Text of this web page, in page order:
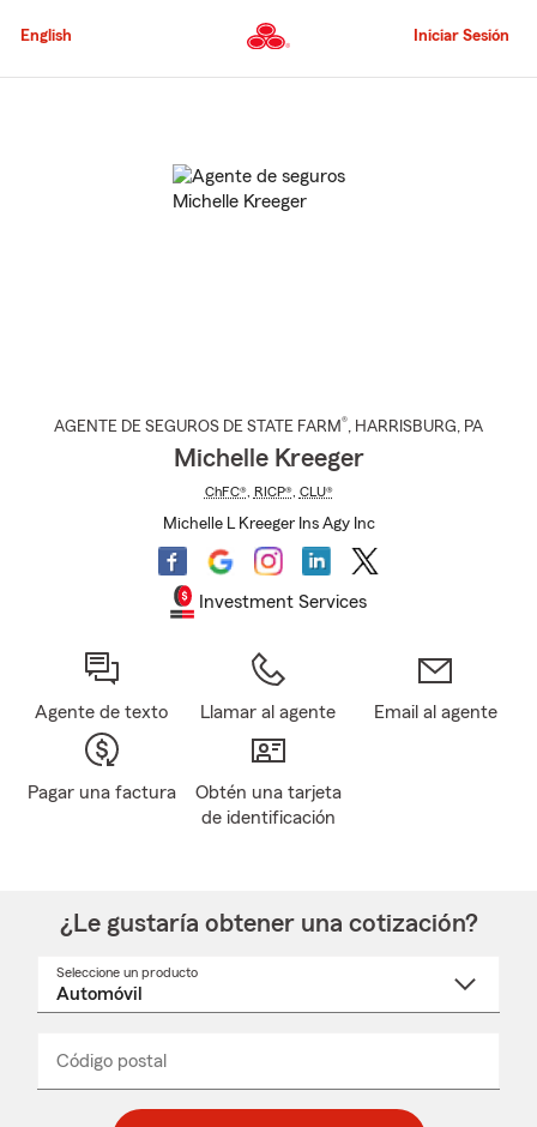
al
principal
English Iniciar Sesión
AGENTE DE SEGUROS DE STATE FARM®, HARRISBURG, PA
Michelle Kreeger
ChFC®, RICP®, CLU®
Michelle L Kreeger Ins Agy Inc
Investment Services
Agente de texto Llamar al agente Email al agente
Pagar una factura
Obtén una tarjeta
de identificación
¿Le gustaría obtener una cotización?
Seleccione un producto
desplegable
Código postal
_____